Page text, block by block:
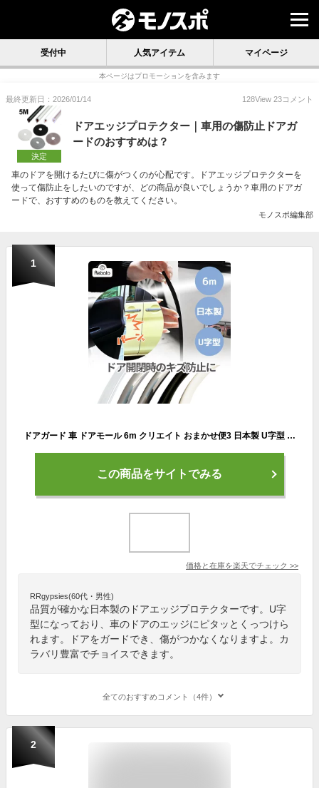
受付中 人気アイテム マイページ
本ページはプロモーションを含みます
最終更新日：2026/01/14 128View 23コメント
決定
ドアエッジプロテクター｜車用の傷防止ドアガ
ードのおすすめは？
車のドアを開けるたびに傷がつくのが心配です。ドアエッジプロテクターを
使って傷防止をしたいのですが、どの商品が良いでしょうか？車用のドアガ
ードで、おすすめのものを教えてください。
モノスポ編集部
1
ドアガード 車 ドアモール 6m クリエイト おまかせ便3 日本製 U字型 ドア 傷防止 ドアエッジ プロテクター モール 傷 衝撃 保護 駐車 パーツ サイドドア 透明 クリア クローム ブラック 黒 ホワイト白 ゴールド 送料無料
この商品をサイトでみる
価格と在庫を楽天でチェック >>
RRgypsies(60代・男性)
品質が確かな日本製のドアエッジプロテクターです。U字
型になっており、車のドアのエッジにピタッとくっつけら
れます。ドアをガードでき、傷がつかなくなりますよ。カ
ラバリ豊富でチョイスできます。
全てのおすすめコメント（4件）
2